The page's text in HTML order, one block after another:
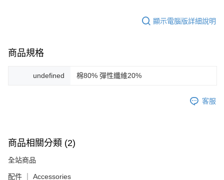
顯示電腦版詳細說明
商品規格
undefined 棉80% 彈性纖維20%
客服
商品相關分類 (2)
全站商品
配件 ｜ Accessories